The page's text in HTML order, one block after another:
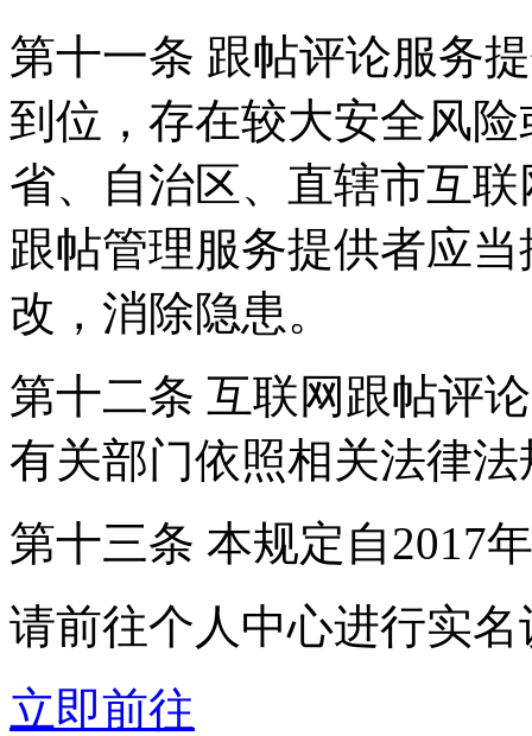
第十一条 跟帖评论服务
到位，存在较大安全风
省、自治区、直辖市互
跟帖管理服务提供者应
改，消除隐患。
第十二条 互联网跟帖评
有关部门依照相关法律
第十三条 本规定自2017
请前往个人中心进行实名
立即前往